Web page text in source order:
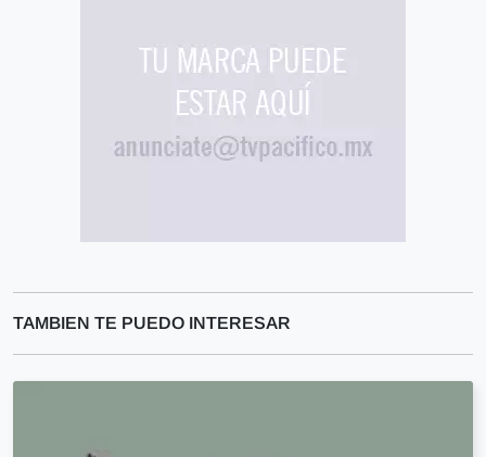
TAMBIEN TE PUEDO INTERESAR